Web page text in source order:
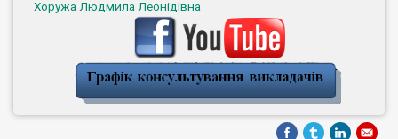
Хоружа Людмила Леонідівна